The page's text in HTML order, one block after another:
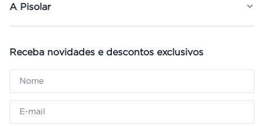
A Pisolar
Receba novidades e descontos exclusivos